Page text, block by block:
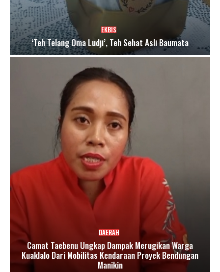
EKBIS
‘Teh Telang Oma Ludji’, Teh Sehat Asli Baumata
DAERAH
Camat Taebenu Ungkap Dampak Merugikan Warga
Kuaklalo Dari Mobilitas Kendaraan Proyek Bendungan
Manikin